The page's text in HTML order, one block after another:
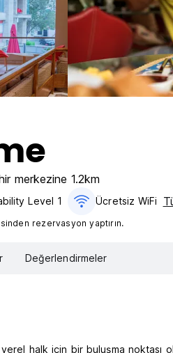
merkezine 1.2km
Level 1 Ücretsiz WiFi
rezervasyon yaptırın.
Değerlendirmeler
halk için bir buluşma noktası